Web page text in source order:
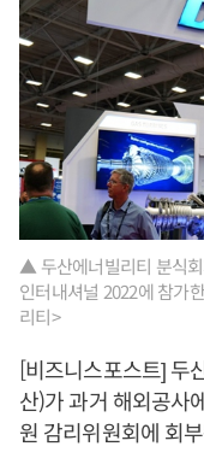
▲ 두산에너빌리티 분식
인터내셔널 2022에 참가
리티>
[비즈니스포스트] 두
산)가 과거 해외공사
원 감리위원회에 회